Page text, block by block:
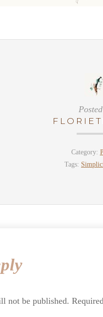
Category:
Tags:
not be published.